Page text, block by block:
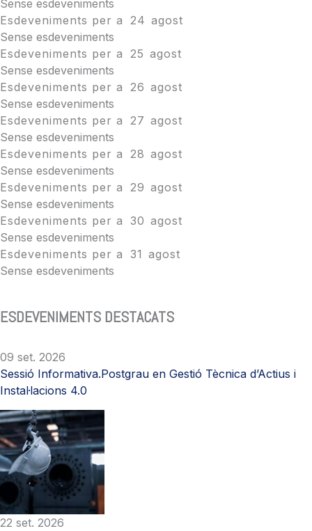
Sense esdeveniments
Esdeveniments per a
24 agost
Sense esdeveniments
Esdeveniments per a
25 agost
Sense esdeveniments
Esdeveniments per a
26 agost
Sense esdeveniments
Esdeveniments per a
27 agost
Sense esdeveniments
Esdeveniments per a
28 agost
Sense esdeveniments
Esdeveniments per a
29 agost
Sense esdeveniments
Esdeveniments per a 30 agost
Sense esdeveniments
Esdeveniments per a 31 agost
Sense esdeveniments
ESDEVENIMENTS DESTACATS
09 set. 2026
Sessió Informativa.Postgrau en Gestió Tècnica d’Actius i
Instal·lacions 4.0
22 set. 2026